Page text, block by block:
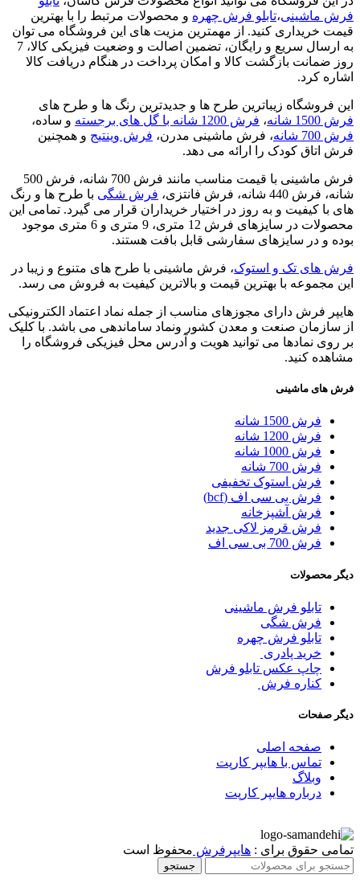
فرش ماشینی،تابلو فرش چهره و محصولات مرتبط را با بهترین
قیمت خریداری کنید. از مهمترین مزیت های این فروشگاه می توان
به ارسال سریع و رایگان، تضمین اصالت و وضعیت فیزیکی کالا، 7
روز ضمانت بازگشت کالا و امکان پرداخت در هنگام دریافت کالا
اشاره کرد.
این فروشگاه زیباترین طرح ها و جدیدترین رنگ ها و طرح های
فرش 1500 شانه
، فرش 1200 شانه با گل های برجسته
و ساده،
فرش 700 شانه
، فرش ماشینی مدرن، فرش وینتیج و همچنین
فرش اتاق کودک را ارائه می دهد.
فرش ماشینی با قیمت مناسب مانند فرش 700 شانه، فرش 500
شانه، فرش 440 شانه، فرش فانتزی،
فرش شگی با طرح ها و رنگ
های با کیفیت و به روز در اختیار خریداران قرار می گیرد. تمامی این
محصولات در سایزهای فرش 12 متری، 9 متری و 6 متری موجود
بوده و در سایزهای سفارشی قابل بافت هستند.
فرش های تک و استوک، فرش ماشینی با طرح های متنوع و زیبا در
این مجموعه با بهترین قیمت و بالاترین کیفیت به فروش می رسد.
هایپر فرش دارای مجوزهای مناسب از جمله نماد اعتماد الکترونیکی
از سازمان صنعت و معدن کشور ونماد ساماندهی می باشد. با کلیک
بر روی نمادها می توانید هویت و آدرس محل فیزیکی فروشگاه را
مشاهده کنید.
فرش های ماشینی
فرش 1500 شانه
فرش 1200 شانه
فرش 1000 شانه
فرش 700 شانه
فرش استوک تخفیفی
فرش بی سی اف (bcf)
فرش آشپزخانه
فرش قرمز لاکی جدید
فرش 700 بی سی اف
دیگر محصولات
تابلو فرش ماشینی
فرش شگی
تابلو فرش چهره
خرید پادری
چاپ عکس تابلو فرش
کناره فرش
دیگر صفحات
صفحه اصلی
تماس با هایپر کارپت
وبلاگ
درباره هایپر کارپت
تمامی حقوق برای : هایپرفرش محفوظ است
جستجو